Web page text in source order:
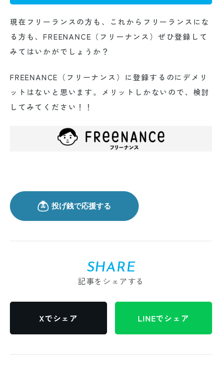
現在フリーランスの方も、これからフリーランスにな
る方も、FREENANCE（フリーナンス）ぜひ登録して
みてはいかがでしょうか？
FREENANCE（フリーナンス）に登録するのにデメリ
ットはないと思います。メリットしかないので、検討
してみてください！！
SHARE
記事をシェアする
Xでシェア LINEでシェア